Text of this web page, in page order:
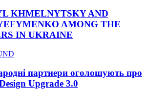
KHMELNYTSKY AND
AMONG THE
IN UKRAINE
партнери оголошують про
Upgrade 3.0